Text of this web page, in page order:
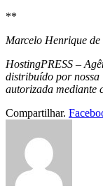
**
Marcelo Henrique
HostingPRESS –
distribuído por
autorizada mediante
Compartilhar.